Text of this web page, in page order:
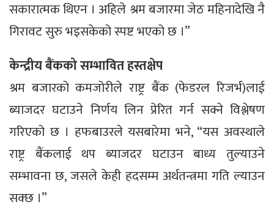
सकारात्मक थिएन । अहिले श्रम बजारमा जेठ महिनादेखि नै
गिरावट सुरु भइसकेको स्पष्ट भएको छ ।”
केन्द्रीय बैंकको सम्भावित हस्तक्षेप
श्रम बजारको कमजोरीले राष्ट्र बैंक (फेडरल रिजर्भ)लाई
ब्याजदर घटाउने निर्णय लिन प्रेरित गर्न सक्ने विश्लेषण
गरिएको छ । हफबाउरले यसबारेमा भने, “यस अवस्थाले
राष्ट्र बैंकलाई थप ब्याजदर घटाउन बाध्य तुल्याउने
सम्भावना छ, जसले केही हदसम्म अर्थतन्त्रमा गति ल्याउन
सक्छ ।”